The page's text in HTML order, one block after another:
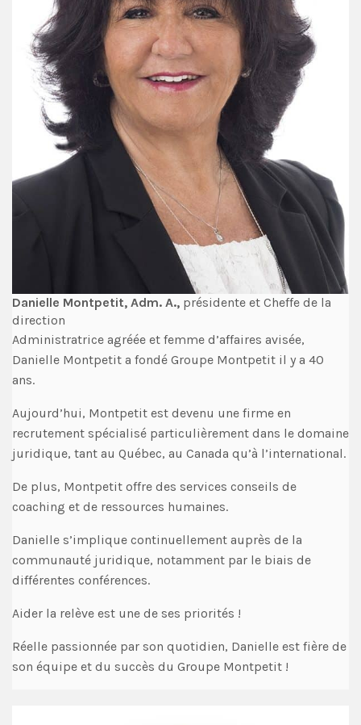
Danielle Montpetit, Adm. A., présidente et Cheffe de la
direction
Administratrice agréée et femme d’affaires avisée,
Danielle Montpetit a fondé Groupe Montpetit il y a 40
ans.
Aujourd’hui, Montpetit est devenu une firme en
recrutement spécialisé particulièrement dans le domaine
juridique, tant au Québec, au Canada qu’à l’international.
De plus, Montpetit offre des services conseils de
coaching et de ressources humaines.
Danielle s’implique continuellement auprès de la
communauté juridique, notamment par le biais de
différentes conférences.
Aider la relève est une de ses priorités !
Réelle passionnée par son quotidien, Danielle est fière de
son équipe et du succès du Groupe Montpetit !